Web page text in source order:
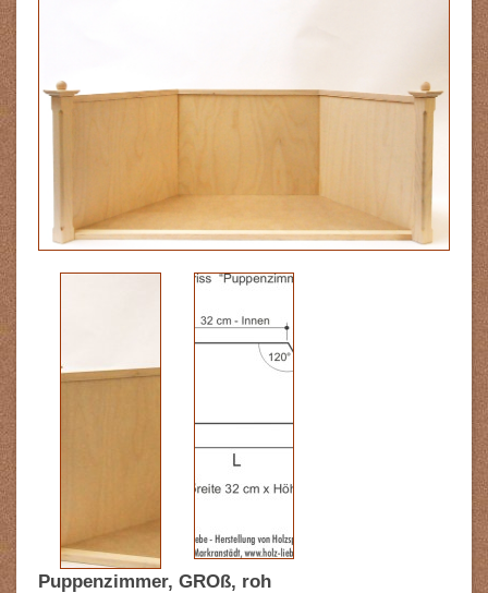
Puppenzimmer, GROß, roh